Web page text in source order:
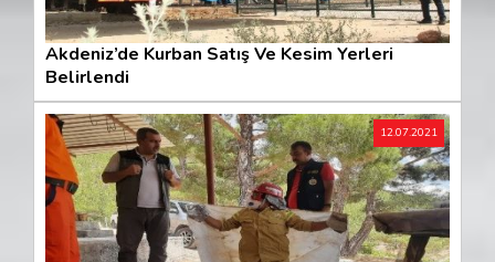
Akdeniz’de Kurban Satış Ve Kesim Yerleri
Belirlendi
12.07.2021